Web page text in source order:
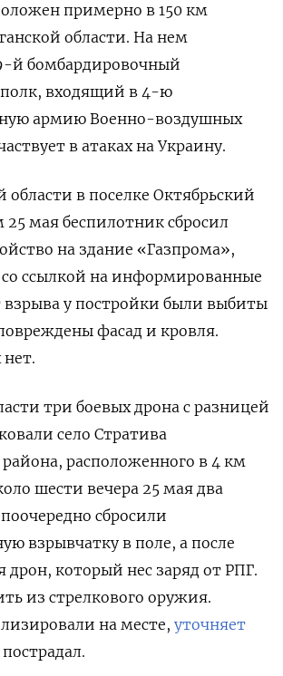
примерно в 150 км
области. На нем
й бомбардировочный
входящий в 4-ю
армию Военно-воздушных
в атаках на Украину.
области в поселке Октябрьский
25 мая беспилотник сбросил
на здание «Газпрома»,
со ссылкой на информированные
у постройки были выбиты
фасад и кровля.
три боевых дрона с разницей
село Стратива
района, расположенного в 4 км
шести вечера 25 мая два
сбросили
взрывчатку в поле, а после
дрон, который нес заряд от РПГ.
из стрелкового оружия.
на месте, уточняет